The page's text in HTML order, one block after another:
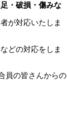
・破損・傷みな
が対応いたしま
どの対応をしま
員の皆さんからの